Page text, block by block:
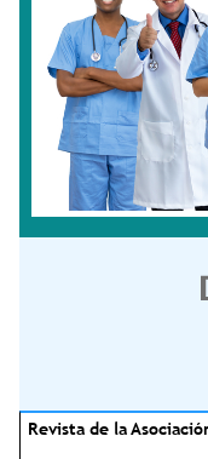
Revista de la